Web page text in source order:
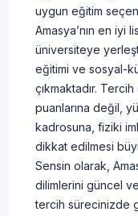
uygun eğitim
Amasya’nın en iyi
üniversiteye
eğitimi ve sosyal-
çıkmaktadır.
puanlarına değil,
kadrosuna, fiziki
dikkat edilmesi
Sensin olarak,
dilimlerini güncel
tercih sürecinizde